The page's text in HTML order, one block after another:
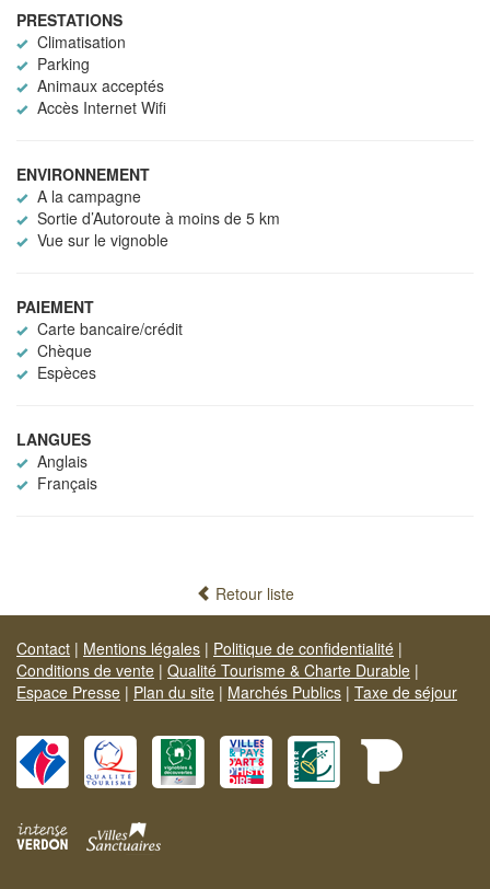
PRESTATIONS
Climatisation
Parking
Animaux acceptés
Accès Internet Wifi
ENVIRONNEMENT
A la campagne
Sortie d’Autoroute à moins de 5 km
Vue sur le vignoble
PAIEMENT
Carte bancaire/crédit
Chèque
Espèces
LANGUES
Anglais
Français
Retour liste
Contact | Mentions légales | Politique de confidentialité |
Conditions de vente | Qualité Tourisme & Charte Durable |
Espace Presse | Plan du site | Marchés Publics | Taxe de séjour